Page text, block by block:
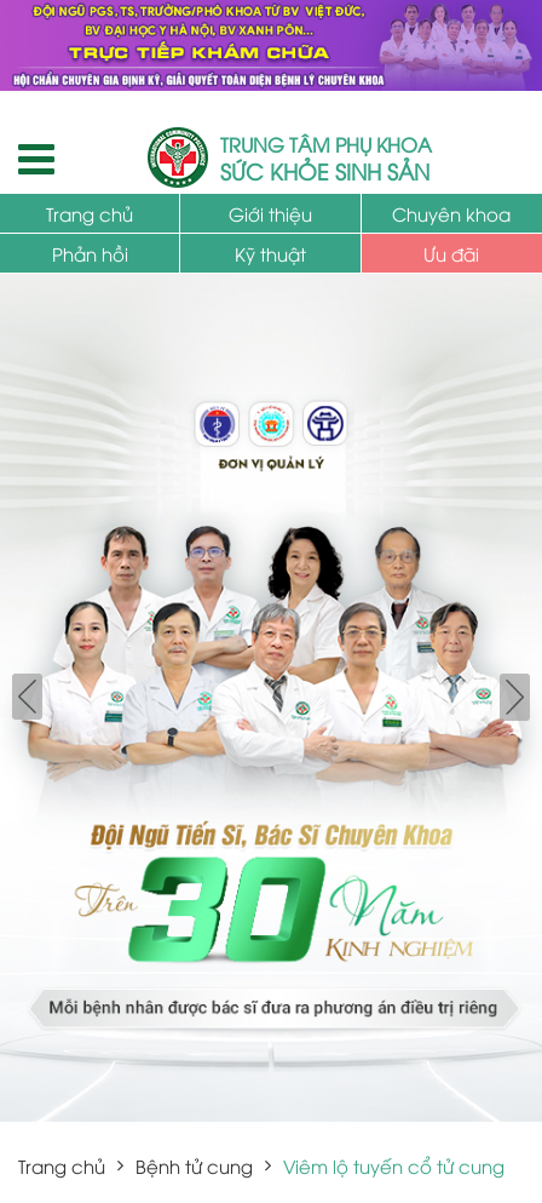
TRUNG TÂM PHỤ KHOA
SỨC KHỎE SINH SẢN
Trang chủ Giới thiệu
Chuyên khoa
Phản hồi
Kỹ thuật Ưu đãi
Trang chủ Bệnh tử cung Viêm lộ tuyến cổ tử cung